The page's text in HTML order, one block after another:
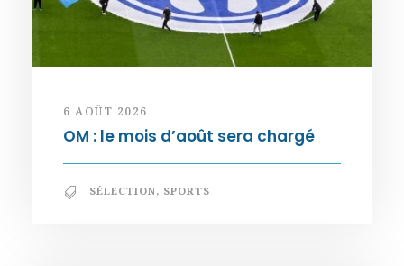
6 AOÛT 2026
OM : le mois d’août sera chargé
SÉLECTION, SPORTS